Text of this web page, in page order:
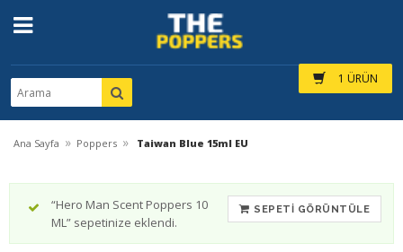
1 ÜRÜN
Ana Sayfa » Poppers » Taiwan Blue 15ml EU
SEPETI GÖRÜNTÜLE
“Hero Man Scent Poppers 10
ML” sepetinize eklendi.